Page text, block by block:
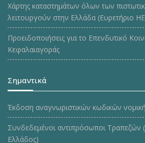
Χάρτης καταστημάτων όλων των
λειτουργούν στην Ελλάδα (Ευρετήριο
Προειδοποιήσεις για το Επενδυτικό
Κεφαλαιαγοράς
Σημαντικά
Έκδοση αναγνωριστικών κωδικών
Συνδεδεμένοι αντιπρόσωποι Τραπεζών
Ελλάδος)